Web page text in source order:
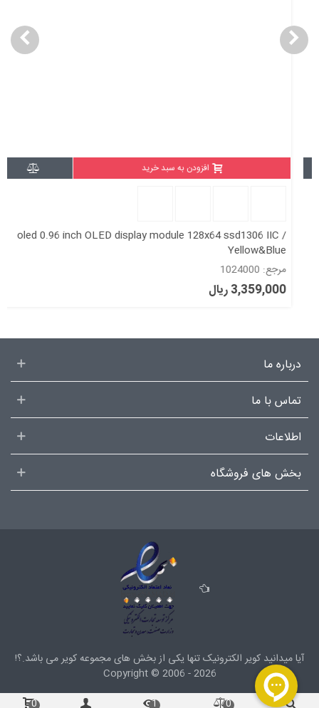
افزودن به سبد خرید
oled 0.96 inch OLED display module 128x64 ssd1306 IIC /
Yellow&Blue
مرجع: 1024000
3,359,000 ریال
درباره ما
تماس با ما
اطلاعات
بخش های فروشگاه
آیا میدانید کویر الکترونیک تنها یکی از بخش هایمجموعه کویرمی باشد.؟!
Copyright © 2006 - 2026
0
1
0